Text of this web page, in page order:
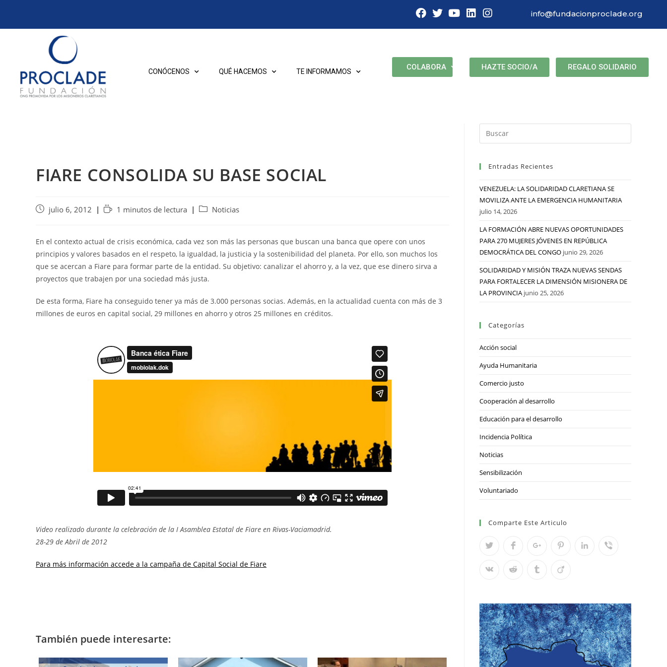
info@fundacionproclade.org
CONÓCENOS QUÉ HACEMOS TE INFORMAMOS COLABORA HAZTE SOCIO/A REGALO SOLIDARIO
FIARE CONSOLIDA SU BASE SOCIAL
julio 6, 2012 1 minutos de lectura Noticias
En el contexto actual de crisis económica, cada vez son más las personas que buscan una banca que opere con unos
principios y valores basados en el respeto, la igualdad, la justicia y la sostenibilidad del planeta. Por ello, son muchos los
que se acercan a Fiare para formar parte de la entidad. Su objetivo: canalizar el ahorro y, a la vez, que ese dinero sirva a
proyectos que trabajen por una sociedad más justa.
De esta forma, Fiare ha conseguido tener ya más de 3.000 personas socias. Además, en la actualidad cuenta con más de 3
millones de euros en capital social, 29 millones en ahorro y otros 25 millones en créditos.
Video realizado durante la celebración de la I Asamblea Estatal de Fiare en Rivas-Vaciamadrid.
28-29 de Abril de 2012
Para más información accede a la campaña de Capital Social de Fiare
También puede interesarte:
Entradas Recientes
VENEZUELA: LA SOLIDARIDAD CLARETIANA SE
MOVILIZA ANTE LA EMERGENCIA HUMANITARIA
julio 14, 2026
LA FORMACIÓN ABRE NUEVAS OPORTUNIDADES
PARA 270 MUJERES JÓVENES EN REPÚBLICA
DEMOCRÁTICA DEL CONGO junio 29, 2026
SOLIDARIDAD Y MISIÓN TRAZA NUEVAS SENDAS
PARA FORTALECER LA DIMENSIÓN MISIONERA DE
LA PROVINCIA junio 25, 2026
Categorías
Acción social
Ayuda Humanitaria
Comercio justo
Cooperación al desarrollo
Educación para el desarrollo
Incidencia Política
Noticias
Sensibilización
Voluntariado
Comparte Este Articulo